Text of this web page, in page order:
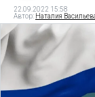
22.09.2022 15:58
Автор: Наталия